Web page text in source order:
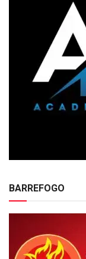
BARREFOGO